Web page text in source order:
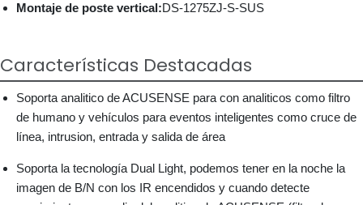
Montaje de poste vertical:DS-1275ZJ-S-SUS
Características Destacadas
Soporta analitico de ACUSENSE para con analiticos como filtro
de humano y vehículos para eventos inteligentes como cruce de
línea, intrusion, entrada y salida de área
Soporta la tecnología Dual Light, podemos tener en la noche la
imagen de B/N con los IR encendidos y cuando detecte